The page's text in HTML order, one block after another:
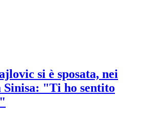
si è sposata, nei
Sinisa: "Ti ho sentito